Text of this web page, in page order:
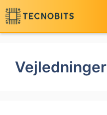
Spring
til
indhold
Vejledninger